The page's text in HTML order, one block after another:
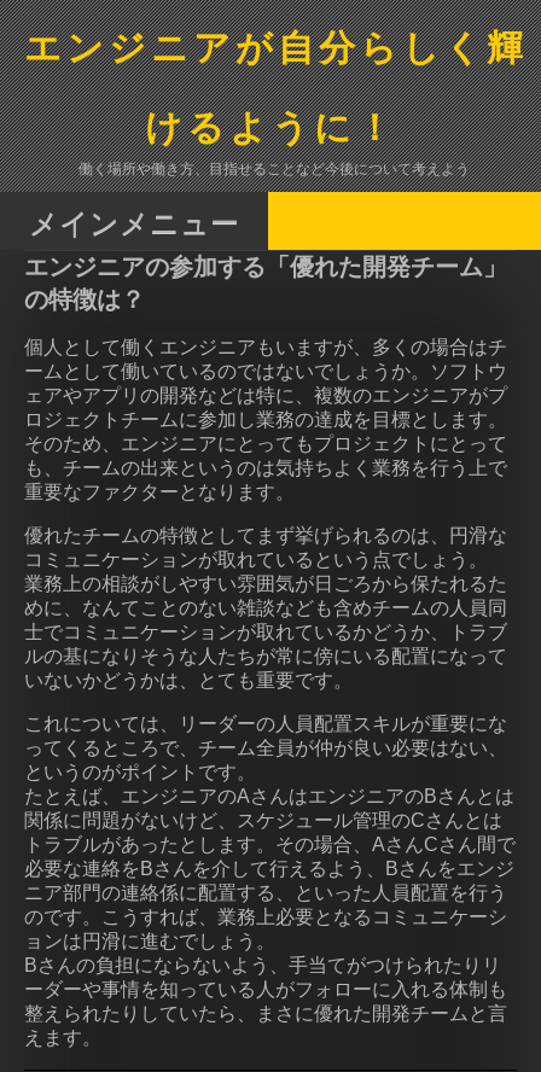
コ
ン
テ
ン
ツ
へ
ス
キ
エンジニアが自分らしく輝
けるように！
働く場所や働き方、目指せることなど今後について考えよう
メインメニュー
エンジニアの参加する「優れた開発チーム」
の特徴は？
個人として働くエンジニアもいますが、多くの場合はチ
ームとして働いているのではないでしょうか。ソフトウ
ェアやアプリの開発などは特に、複数のエンジニアがプ
ロジェクトチームに参加し業務の達成を目標とします。
そのため、エンジニアにとってもプロジェクトにとって
も、チームの出来というのは気持ちよく業務を行う上で
重要なファクターとなります。
優れたチームの特徴としてまず挙げられるのは、円滑な
コミュニケーションが取れているという点でしょう。
業務上の相談がしやすい雰囲気が日ごろから保たれるた
めに、なんてことのない雑談なども含めチームの人員同
士でコミュニケーションが取れているかどうか、トラブ
ルの基になりそうな人たちが常に傍にいる配置になって
いないかどうかは、とても重要です。
これについては、リーダーの人員配置スキルが重要にな
ってくるところで、チーム全員が仲が良い必要はない、
というのがポイントです。
たとえば、エンジニアのAさんはエンジニアのBさんとは
関係に問題がないけど、スケジュール管理のCさんとは
トラブルがあったとします。その場合、AさんCさん間で
必要な連絡をBさんを介して行えるよう、Bさんをエンジ
ニア部門の連絡係に配置する、といった人員配置を行う
のです。こうすれば、業務上必要となるコミュニケーシ
ョンは円滑に進むでしょう。
Bさんの負担にならないよう、手当てがつけられたりリ
ーダーや事情を知っている人がフォローに入れる体制も
整えられたりしていたら、まさに優れた開発チームと言
えます。